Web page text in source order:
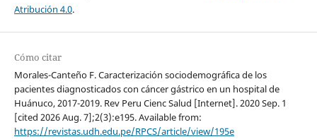
Atribución 4.0.
Cómo citar
Morales-Canteño F. Caracterización sociodemográfica de los
pacientes diagnosticados con cáncer gástrico en un hospital de
Huánuco, 2017-2019. Rev Peru Cienc Salud [Internet]. 2020 Sep. 1
[cited 2026 Aug. 7];2(3):e195. Available from:
https://revistas.udh.edu.pe/RPCS/article/view/195e